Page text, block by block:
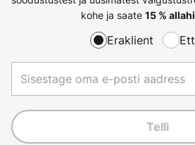
kohe ja saate 15 %
Eraklient
Telli